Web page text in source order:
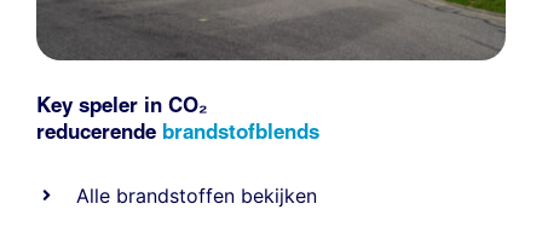
Key speler in CO₂
reducerende brandstofblends
Alle brandstoffen bekijken